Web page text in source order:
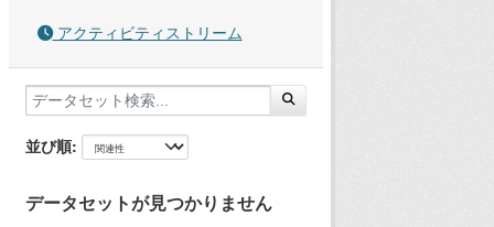
アクティビティストリーム
並び順
データセットが見つかりません